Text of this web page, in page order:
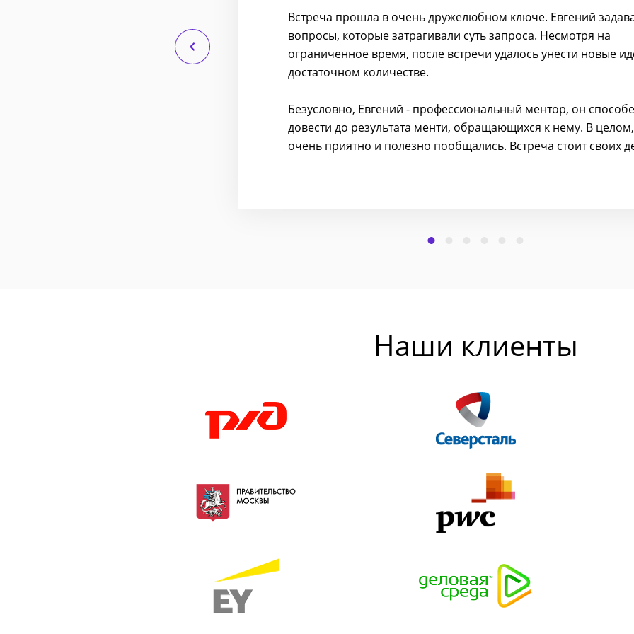
Встреча прошла в очень дружелюбном ключе. Евгений
вопросы, которые затрагивали суть запроса. Несмотря на
ограниченное время, после встречи удалось унести новые
достаточном количестве.
Безусловно, Евгений - профессиональный ментор, он
довести до результата менти, обращающихся к нему. В целом,
очень приятно и полезно пообщались. Встреча стоит своих
Наши клиенты